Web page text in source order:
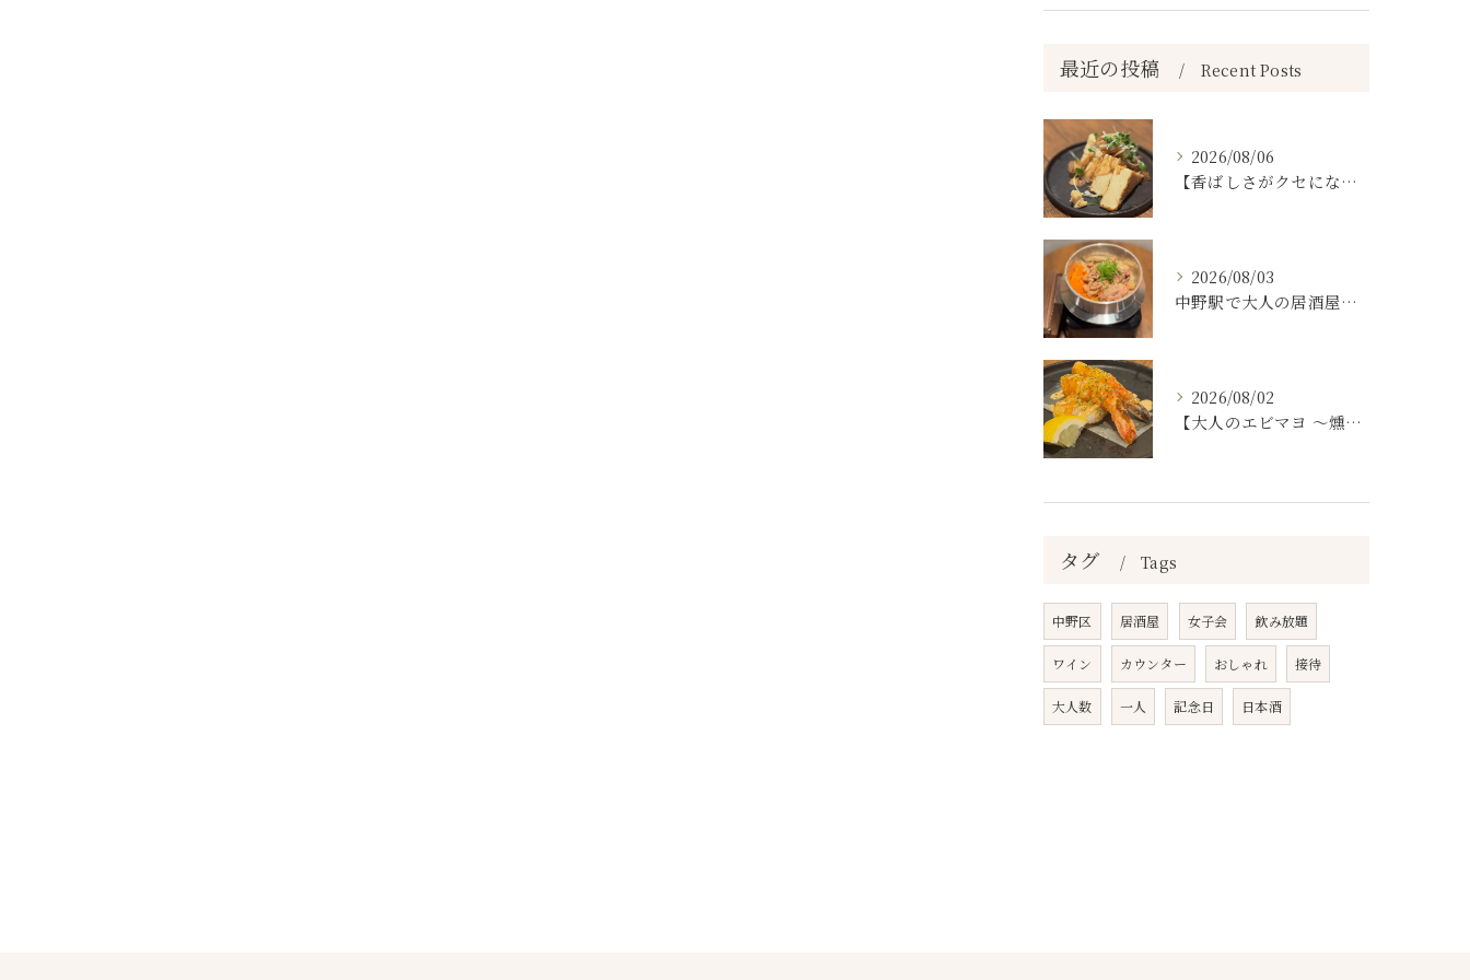
最近の投稿 Recent Posts
2026/08/06
【香ばしさがクセになる。
2026/08/03
中野駅で大人の居酒屋をお探しならぜひワラテルへ！
2026/08/02
【大人のエビマヨ ～燻製ハバネロマヨ～🦐🔥】
タグ Tags
中野区 居酒屋 女子会 飲み放題
ワイン カウンター おしゃれ 接待
大人数 一人 記念日 日本酒